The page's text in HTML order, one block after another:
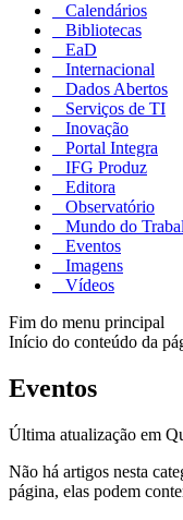
Calendários
Bibliotecas
EaD
Internacional
Dados Abertos
Serviços de TI
Inovação
Portal Integra
IFG Produz
Editora
Observatório
Mundo do
Eventos
Imagens
Vídeos
Fim do menu principal
Início do conteúdo da
Eventos
Última atualização em
Não há artigos nesta
página, elas podem